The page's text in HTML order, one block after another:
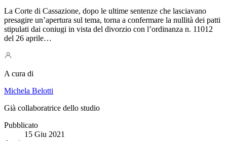
La Corte di Cassazione, dopo le ultime sentenze che lasciavano
presagire un’apertura sul tema, torna a confermare la nullità dei patti
stipulati dai coniugi in vista del divorzio con l’ordinanza n. 11012
del 26 aprile…
A cura di
Michela Belotti
Già collaboratrice dello studio
Pubblicato
15 Giu 2021